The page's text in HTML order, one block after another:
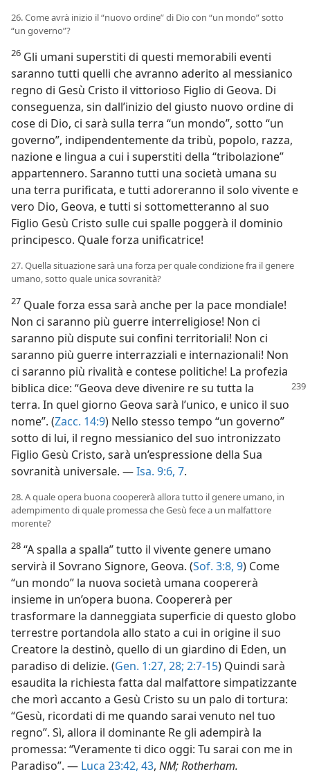
26. Come avrà inizio il “nuovo ordine” di Dio con “un mondo” sotto
“un governo”?
26 Gli umani superstiti di questi memorabili eventi
saranno tutti quelli che avranno aderito al messianico
regno di Gesù Cristo il vittorioso Figlio di Geova. Di
conseguenza, sin dall’inizio del giusto nuovo ordine di
cose di Dio, ci sarà sulla terra “un mondo”, sotto “un
governo”, indipendentemente da tribù, popolo, razza,
nazione e lingua a cui i superstiti della “tribolazione”
appartennero. Saranno tutti una società umana su
una terra purificata, e tutti adoreranno il solo vivente e
vero Dio, Geova, e tutti si sottometteranno al suo
Figlio Gesù Cristo sulle cui spalle poggerà il dominio
principesco. Quale forza unificatrice!
27. Quella situazione sarà una forza per quale condizione fra il genere
umano, sotto quale unica sovranità?
27 Quale forza essa sarà anche per la pace mondiale!
Non ci saranno più guerre interreligiose! Non ci
saranno più dispute sui confini territoriali! Non ci
saranno più guerre interrazziali e internazionali! Non
ci saranno più rivalità e contese politiche! La profezia
biblica dice: “Geova deve divenire re su tutta la
terra. In quel giorno Geova sarà l’unico, e unico il suo
nome”. (Zacc. 14:9) Nello stesso tempo “un governo”
sotto di lui, il regno messianico del suo intronizzato
Figlio Gesù Cristo, sarà un’espressione della Sua
sovranità universale. —Isa. 9:6, 7.
28. A quale opera buona coopererà allora tutto il genere umano, in
adempimento di quale promessa che Gesù fece a un malfattore
morente?
28 “A spalla a spalla” tutto il vivente genere umano
servirà il Sovrano Signore, Geova. (Sof. 3:8, 9) Come
“un mondo” la nuova società umana coopererà
insieme in un’opera buona. Coopererà per
trasformare la danneggiata superficie di questo globo
terrestre portandola allo stato a cui in origine il suo
Creatore la destinò, quello di un giardino di Eden, un
paradiso di delizie. (Gen. 1:27, 28; 2:7-15) Quindi sarà
esaudita la richiesta fatta dal malfattore simpatizzante
che morì accanto a Gesù Cristo su un palo di tortura:
“Gesù, ricordati di me quando sarai venuto nel tuo
regno”. Sì, allora il dominante Re gli adempirà la
promessa: “Veramente ti dico oggi: Tu sarai con me in
Paradiso”. — Luca 23:42, 43, NM; Rotherham.